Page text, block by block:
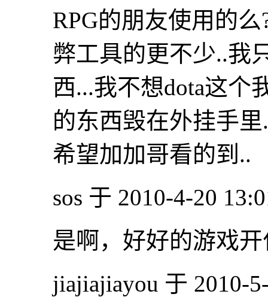
RPG的朋友使用的
弊工具的更不少..我
西...我不想dota这个
的东西毁在外挂手里
希望加加哥看的到..
sos 于 2010-4-20
是啊，好好的游戏
jiajiajiayou 于 2010-